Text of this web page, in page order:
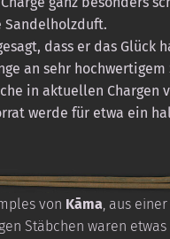
dass er das Glück
an sehr
in aktuellen Chargen
werde für etwa ein
von Kāma, aus
Stäbchen waren